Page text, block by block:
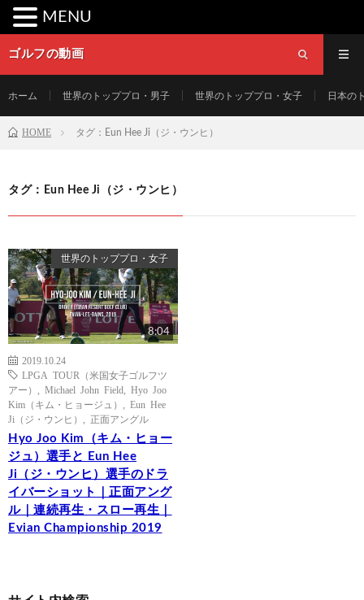
ゴルフの動画
ホーム 世界のトッププロ・男子 世界のトッププロ・女子 日本の
HOME タグ：Eun Hee Ji（ジ・ウンヒ）
タグ：Eun Hee Ji（ジ・ウンヒ）
世界のトッププロ・女子
8:04
2019.10.24
LPGA TOUR（米国女子ゴルフツ
アー）
Michael John Field
Hyo Joo
Kim（キム・ヒョージュ）
Eun Hee
Ji（ジ・ウンヒ）
正面アングル
Hyo Joo Kim（キム・ヒョー
ジュ）選手と Eun Hee
Ji（ジ・ウンヒ）選手のドラ
イバーショット｜正面アング
ル｜連続再生・スロー再生｜
Evian Championship 2019
MENU